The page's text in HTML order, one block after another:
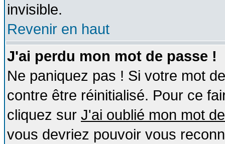
invisible.
Revenir en haut
J'ai perdu mon mot de passe !
Ne paniquez pas ! Si votre mot
contre être réinitialisé. Pour ce
cliquez sur J'ai oublié mon mot
vous devriez pouvoir vous